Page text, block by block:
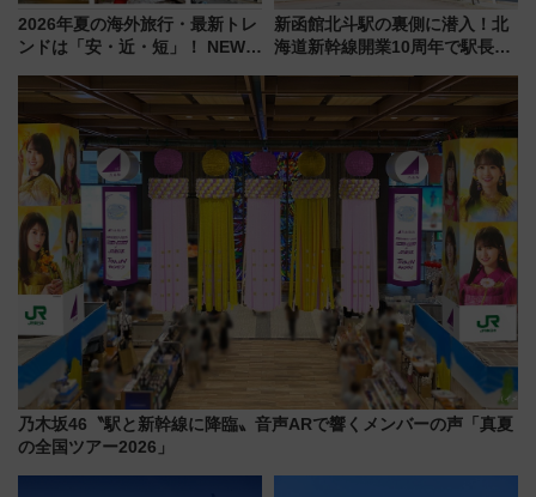
2026年夏の海外旅行・最新トレ
ンドは「安・近・短」！ NEWT
渡航先TOP5とは？ 円安時代の
新函館北斗駅の裏側に潜入！北
海道新幹線開業10周年で駅長
ト 参加方法や体験内容を紹介
乃木坂46〝駅と新幹線に降臨〟音声ARで響くメンバーの声「真夏
の全国ツアー2026」